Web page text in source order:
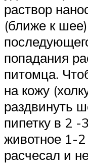
раствор
(ближе к
попадания
питомца.
на кожу
раздвинуть
пипетку в 2 -
животное 1-
расчесал и